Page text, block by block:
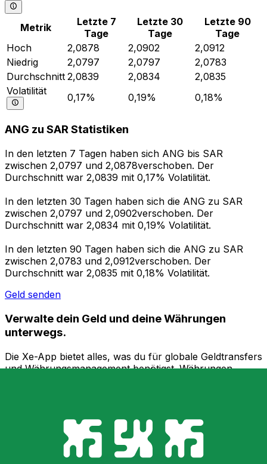
Metrik
Letzte 7
Tage
Letzte 30
Tage
Letzte 90
Tage
Hoch
2,0878 2,0902
2,0912
Niedrig
2,0797 2,0797
2,0783
Durchschnitt 2,0839 2,0834
2,0835
Volatilität
0,17% 0,19% 0,18%
ANG zu SAR Statistiken
In den letzten 7 Tagen haben sich ANG bis SAR
zwischen 2,0797 und 2,0878verschoben. Der
Durchschnitt war 2,0839 mit 0,17% Volatilität.
In den letzten 30 Tagen haben sich die ANG zu SAR
zwischen 2,0797 und 2,0902verschoben. Der
Durchschnitt war 2,0834 mit 0,19% Volatilität.
In den letzten 90 Tagen haben sich die ANG zu SAR
zwischen 2,0783 und 2,0912verschoben. Der
Durchschnitt war 2,0835 mit 0,18% Volatilität.
Geld senden
Verwalte dein Geld und deine Währungen
unterwegs.
Die Xe-App bietet alles, was du für globale Geldtransfers
und Währungsmanagement benötigst. Währungen